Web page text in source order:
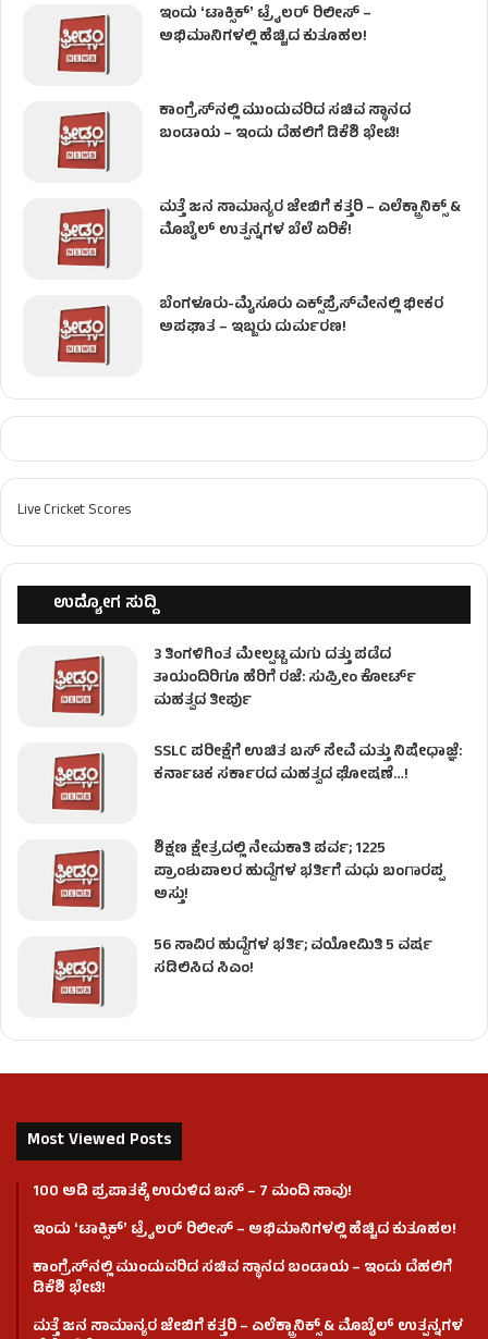
ಇಂದು ʻಟಾಕ್ಸಿಕ್ʼ ಟ್ರೈಲರ್ ರಿಲೀಸ್‌ –
ಅಭಿಮಾನಿಗಳಲ್ಲಿ ಹೆಚ್ಚಿದ ಕುತೂಹಲ!
ಕಾಂಗ್ರೆಸ್​ನಲ್ಲಿ ಮುಂದುವರಿದ ಸಚಿವ ಸ್ಥಾನದ
ಬಂಡಾಯ – ಇಂದು ದೆಹಲಿಗೆ ಡಿಕೆಶಿ ಭೇಟಿ!
ಮತ್ತೆ ಜನ ಸಾಮಾನ್ಯರ ಜೇಬಿಗೆ ಕತ್ತರಿ – ಎಲೆಕ್ಟ್ರಾನಿಕ್ಸ್ &
ಮೊಬೈಲ್ ಉತ್ಪನ್ನಗಳ ಬೆಲೆ ಏರಿಕೆ!
ಬೆಂಗಳೂರು-ಮೈಸೂರು ಎಕ್ಸ್‌ಪ್ರೆಸ್‌ವೇನಲ್ಲಿ ಭೀಕರ
ಅಪಘಾತ – ಇಬ್ಬರು ದುರ್ಮರಣ!
Live Cricket Scores
ಉದ್ಯೋಗ ಸುದ್ದಿ
3 ತಿಂಗಳಿಗಿಂತ ಮೇಲ್ಪಟ್ಟ ಮಗು ದತ್ತು ಪಡೆದ
ತಾಯಂದಿರಿಗೂ ಹೆರಿಗೆ ರಜೆ: ಸುಪ್ರೀಂ ಕೋರ್ಟ್
ಮಹತ್ವದ ತೀರ್ಪು
SSLC ಪರೀಕ್ಷೆಗೆ ಉಚಿತ ಬಸ್ ಸೇವೆ ಮತ್ತು ನಿಷೇಧಾಜ್ಞೆ:
ಕರ್ನಾಟಕ ಸರ್ಕಾರದ ಮಹತ್ವದ ಘೋಷಣೆ…!
ಶಿಕ್ಷಣ ಕ್ಷೇತ್ರದಲ್ಲಿ ನೇಮಕಾತಿ ಪರ್ವ; 1225
ಪ್ರಾಂಶುಪಾಲರ ಹುದ್ದೆಗಳ ಭರ್ತಿಗೆ ಮಧು ಬಂಗಾರಪ್ಪ
ಅಸ್ತು!
56 ಸಾವಿರ ಹುದ್ದೆಗಳ ಭರ್ತಿ; ವಯೋಮಿತಿ 5 ವರ್ಷ
ಸಡಿಲಿಸಿದ ಸಿಎಂ!
Most Viewed Posts
100 ಅಡಿ ಪ್ರಪಾತಕ್ಕೆ ಉರುಳಿದ ಬಸ್‌ – 7 ಮಂದಿ ಸಾವು!
ಇಂದು ʻಟಾಕ್ಸಿಕ್ʼ ಟ್ರೈಲರ್ ರಿಲೀಸ್‌ – ಅಭಿಮಾನಿಗಳಲ್ಲಿ ಹೆಚ್ಚಿದ ಕುತೂಹಲ!
ಕಾಂಗ್ರೆಸ್​ನಲ್ಲಿ ಮುಂದುವರಿದ ಸಚಿವ ಸ್ಥಾನದ ಬಂಡಾಯ – ಇಂದು ದೆಹಲಿಗೆ
ಡಿಕೆಶಿ ಭೇಟಿ!
ಮತ್ತೆ ಜನ ಸಾಮಾನ್ಯರ ಜೇಬಿಗೆ ಕತ್ತರಿ – ಎಲೆಕ್ಟ್ರಾನಿಕ್ಸ್ & ಮೊಬೈಲ್ ಉತ್ಪನ್ನಗಳ